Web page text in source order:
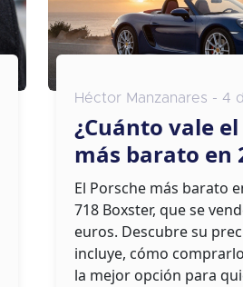
Héctor Manzanares - 4
¿Cuánto vale
más barato en
Precio real y
disponibles
El Porsche más barato
718 Boxster, que se
euros. Descubre su
incluye, cómo
la mejor opción para